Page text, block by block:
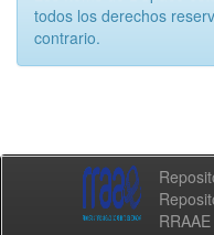
todos los derechos
contrario.
RRAAE